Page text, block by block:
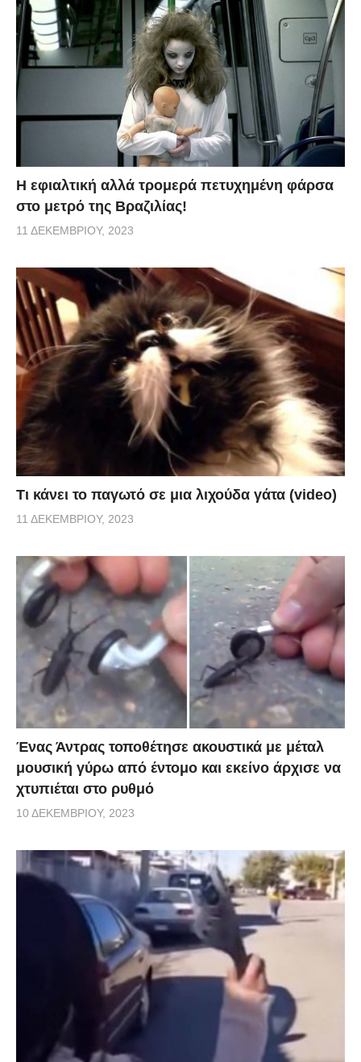
H εφιαλτική αλλά τρομερά πετυχημένη φάρσα
στο μετρό της Βραζιλίας!
11 ΔΕΚΕΜΒΡΊΟΥ, 2023
Τι κάνει το παγωτό σε μια λιχούδα γάτα (video)
11 ΔΕΚΕΜΒΡΊΟΥ, 2023
Ένας Άντρας τοποθέτησε ακουστικά με μέταλ
μουσική γύρω από έντομο και εκείνο άρχισε να
χτυπιέται στο ρυθμό
10 ΔΕΚΕΜΒΡΊΟΥ, 2023